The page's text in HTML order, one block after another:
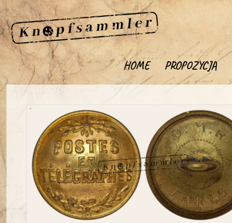
HOME PROPOZYCJA